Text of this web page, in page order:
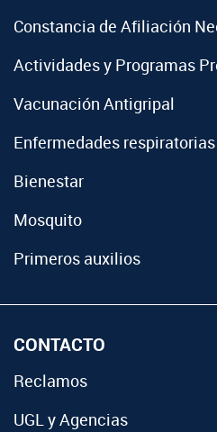
Constancia de Afiliación
Actividades y Programas
Vacunación Antigripal
Enfermedades respiratorias
Bienestar
Mosquito
Primeros auxilios
CONTACTO
Reclamos
UGL y Agencias